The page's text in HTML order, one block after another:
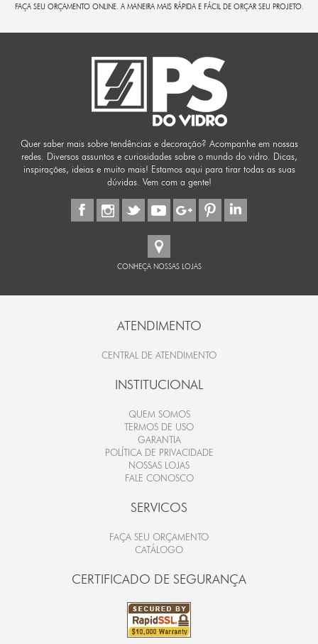
FAÇA SEU ORÇAMENTO ONLINE. A MANEIRA MAIS RÁPIDA E FÁCIL DE ORÇAR SEU PROJETO.
Quer saber mais sobre tendências e decoração? Acompanhe em nossas
redes. Diversos assuntos e curiosidades sobre o mundo do vidro. Dicas,
inspirações, ideias e muito mais! Estamos aqui para tirar todas as suas
dúvidas. Vem com a gente!
CONHEÇA NOSSAS LOJAS
ATENDIMENTO
CENTRAL DE ATENDIMENTO
INSTITUCIONAL
QUEM SOMOS
TERMOS DE USO
GARANTIA
POLÍTICA DE PRIVACIDADE
NOSSAS LOJAS
FALE CONOSCO
SERVICOS
FAÇA SEU ORÇAMENTO
CATÁLOGO
CERTIFICADO DE SEGURANÇA